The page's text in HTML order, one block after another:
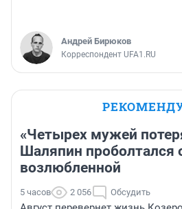
Андрей Бирюков
Корреспондент UFA1.RU
«Четырех мужей
Шаляпин проболтался
возлюбленной
5 часов 2 056 Обсудить